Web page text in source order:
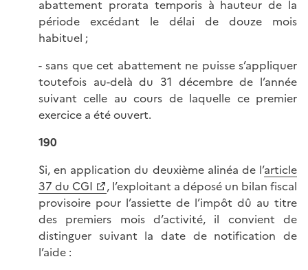
abattement prorata temporis à hauteur de la
période excédant le délai de douze mois
habituel ;
- sans que cet abattement ne puisse s’appliquer
toutefois au-delà du 31 décembre de l’année
suivant celle au cours de laquelle ce premier
exercice a été ouvert.
190
Si, en application du deuxième alinéa de l’article
37 du CGI
, l’exploitant a déposé un bilan fiscal
provisoire pour l’assiette de l’impôt dû au titre
des premiers mois d’activité, il convient de
distinguer suivant la date de notification de
l’aide :